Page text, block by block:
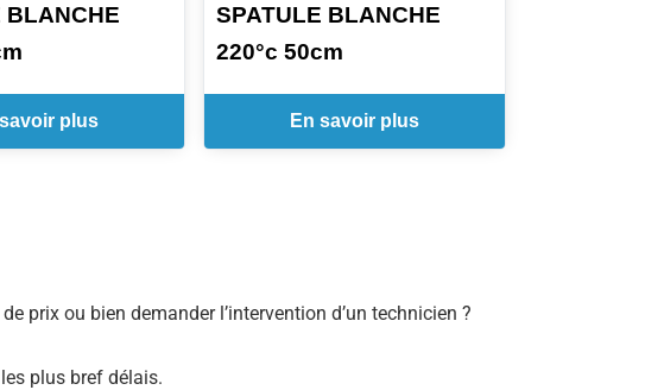
BLANCHE
plus
SPATULE BLANCHE
220°c 50cm
En savoir plus
prix ou bien demander l’intervention d’un technicien ?
plus bref délais.